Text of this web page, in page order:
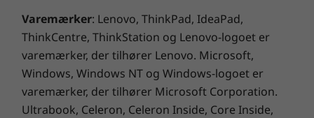
mobiltelefonservice (abonnement kræves).
Varemærker: Lenovo, ThinkPad, IdeaPad,
ThinkCentre, ThinkStation og Lenovo-logoet er
varemærker, der tilhører Lenovo. Microsoft,
Windows, Windows NT og Windows-logoet er
varemærker, der tilhører Microsoft Corporation.
Ultrabook, Celeron, Celeron Inside, Core Inside,